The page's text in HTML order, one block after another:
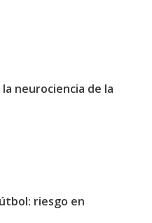
neurociencia de la
riesgo en